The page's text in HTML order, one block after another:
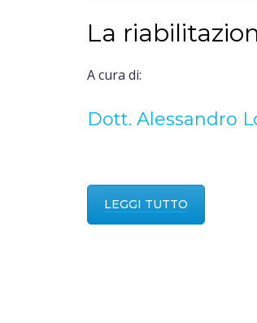
La
A cura di:
Dott. Alessandro
LEGGI TUTTO